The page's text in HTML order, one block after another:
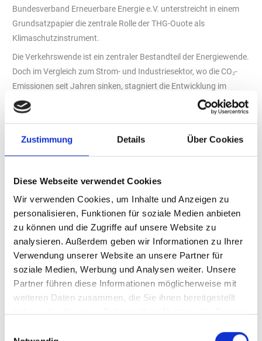
Zustimmung Details Über Cookies
Diese Webseite verwendet Cookies
Wir verwenden Cookies, um Inhalte und Anzeigen zu
personalisieren, Funktionen für soziale Medien anbieten
zu können und die Zugriffe auf unsere Website zu
analysieren. Außerdem geben wir Informationen zu Ihrer
Verwendung unserer Website an unsere Partner für
soziale Medien, Werbung und Analysen weiter. Unsere
Partner führen diese Informationen möglicherweise mit
weiteren Daten zusammen, die Sie ihnen bereitgestellt
Bundesverband Erneuerbare Energie e.V. unterstreicht in einem
Grundsatzpapier die zentrale Rolle der THG-Ouote als
Klimaschutzinstrument.
Die Verkehrswende ist ein zentraler Bestandteil der Energiewende.
Doch im Vergleich zum Strom- und Industriesektor, wo die CO₂-
Emissionen seit Jahren sinken, stagniert die Entwicklung im
Verkehrssektor. Der BEE betont die Dringlichkeit eines integrierten
Ansatzes, der alle erneuerbaren Optionen zusammen denkt und
klaren Rahmen gibt. Deshalb braucht es eine starke THG-Quote,
die ambitioniert angehoben und bis 2045 fortgeführt wird. Sie
des BEE.
Für eine erfolgreiche Verkehrswende sind zusätzliche
Maßnahmen erforderlich, die der BEE in seinemGrundsatzpapier
herausstellt. Dazu zählen gezielte Kaufanreize für
Elektrofahrzeuge, unter anderem durch steuerliche Vorteile,
soziale Leasingmodelle nach französischem Vorbild sowie ein
tatsächlichen THG-Minderung behandelt werden – statt pauschal